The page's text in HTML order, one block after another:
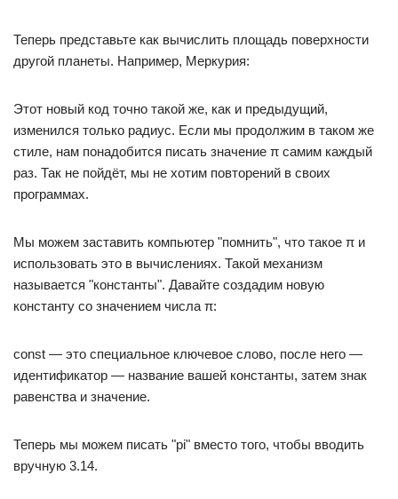
Теперь представьте как вычислить площадь поверхности
другой планеты. Например, Меркурия:
Этот новый код точно такой же, как и предыдущий,
изменился только радиус. Если мы продолжим в таком же
стиле, нам понадобится писать значение π самим каждый
раз. Так не пойдёт, мы не хотим повторений в своих
программах.
Мы можем заставить компьютер "помнить", что такое π и
использовать это в вычислениях. Такой механизм
называется "константы". Давайте создадим новую
константу со значением числа π:
const — это специальное ключевое слово, после него —
идентификатор — название вашей константы, затем знак
равенства и значение.
Теперь мы можем писать "pi" вместо того, чтобы вводить
вручную 3.14.